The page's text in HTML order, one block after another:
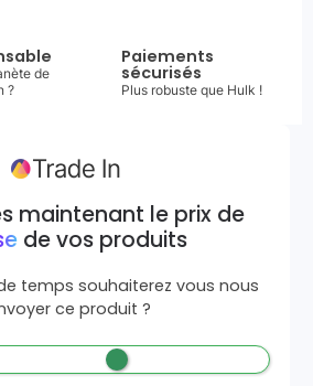
de
?
Paiements
sécurisés
Plus robuste que Hulk !
maintenant le prix de
de vos produits
temps souhaiterez vous nous
ce produit ?